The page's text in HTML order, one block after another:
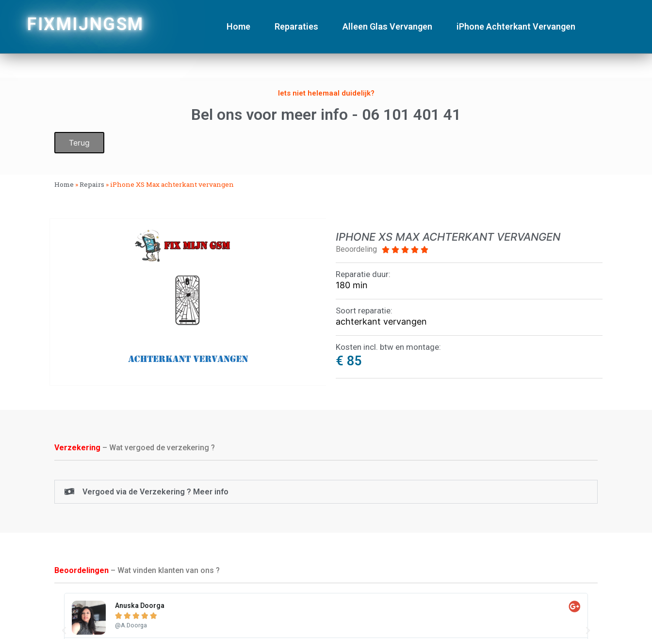
FIXMIJNGSM Home Reparaties Alleen Glas Vervangen iPhone Achterkant Vervangen
Iets niet helemaal duidelijk?
Bel ons voor meer info - 06 101 401 41
Terug
Home »Repairs »iPhone XS Max achterkant vervangen
IPHONE XS MAX ACHTERKANT VERVANGEN
Beoordeling     
Reparatie duur:
180 min
Soort reparatie:
achterkant vervangen
Kosten incl. btw en montage:
€ 85
Verzekering – Wat vergoed de verzekering ?
Vergoed via de Verzekering ? Meer info
Beoordelingen – Wat vinden klanten van ons ?
Anuska Doorga
    
@A.Doorga